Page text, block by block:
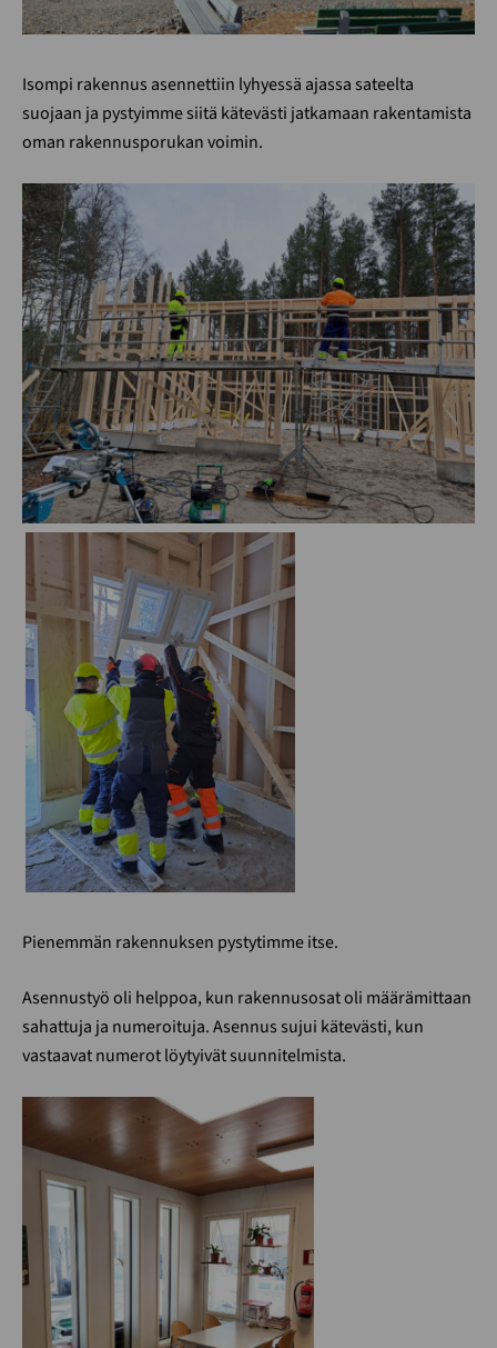
Isompi rakennus asennettiin lyhyessä ajassa sateelta
suojaan ja pystyimme siitä kätevästi jatkamaan rakentamista
oman rakennusporukan voimin.
Pienemmän rakennuksen pystytimme itse.
Asennustyö oli helppoa, kun rakennusosat oli määrämittaan
sahattuja ja numeroituja. Asennus sujui kätevästi, kun
vastaavat numerot löytyivät suunnitelmista.